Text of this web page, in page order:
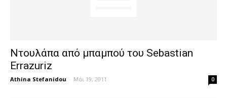
Ντουλάπα από μπαμπού του Sebastian
Errazuriz
Athina Stefanidou - Μάι 19, 2011 0